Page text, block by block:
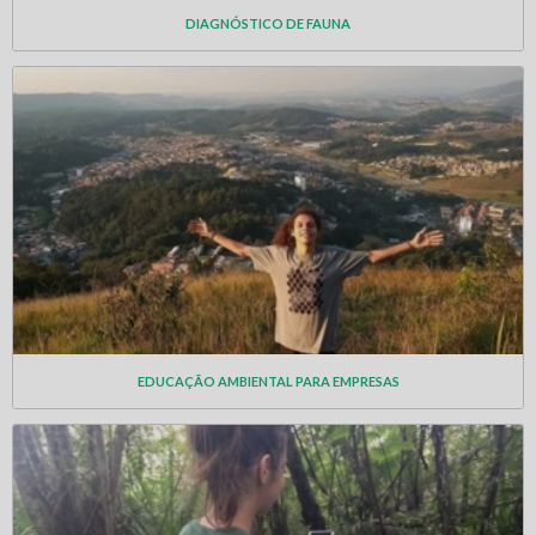
DIAGNÓSTICO DE FAUNA
EDUCAÇÃO AMBIENTAL PARA EMPRESAS